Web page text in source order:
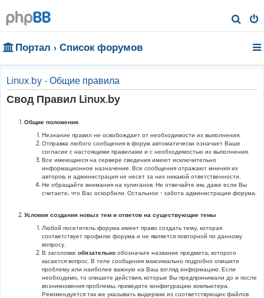
о
Портал Список форумов
Linux.by - Общие правила
Свод Правил Linux.by
Общие положения.
Hезнание правил не освобождает от необходимости их выполнения.
Отправка любого сообщения в форум автоматически означает Ваше
согласие с настоящими правилами и с необходимостью их выполнения.
Все имеющиеся на сервере сведения имеют исключительно
информационное назначение. Все сообщения отражают мнения их
авторов, и администрация не несет за них никакой ответственности.
Не обращайте внимания на хулиганов. Не отвечайте им, даже если Вы
считаете, что Вас оскорбили. Остальное - забота администрации форума.
Условия создания новых тем и ответов на существующие темы
Любой посетитель форума имеет право создать тему, которая
соответствует профилю форума и не является повторной по данному
вопросу.
В заголовке обязательно обозначьте название предмета, которого
касается вопрос. В теле сообщения максимально подробно опишите
проблему или наиболее важную на Ваш взгляд информацию. Если
необходимо, то опишите действия, которые Вы предпринимали до и после
возникновения проблемы, приведите конфигурацию компьютера.
Рекомендуется так же указывать выдержки из соответствующих файлов